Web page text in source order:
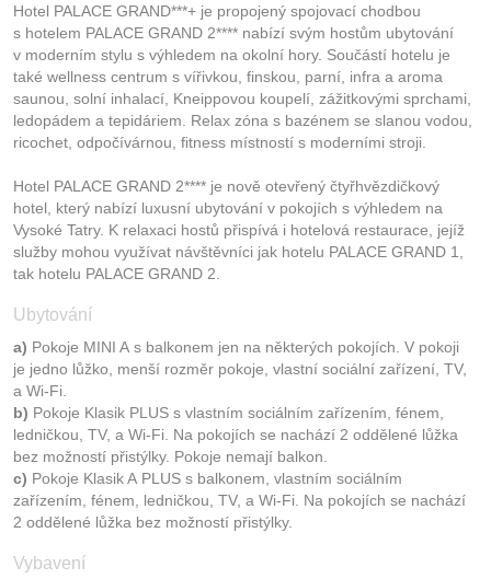
Hotel PALACE GRAND***+ je propojený spojovací chodbou
s hotelem PALACE GRAND 2**** nabízí svým hostům ubytování
v moderním stylu s výhledem na okolní hory. Součástí hotelu je
také wellness centrum s vířivkou, finskou, parní, infra a aroma
saunou, solní inhalací, Kneippovou koupelí, zážitkovými sprchami,
ledopádem a tepidáriem. Relax zóna s bazénem se slanou vodou,
ricochet, odpočívárnou, fitness místností s moderními stroji.
Hotel PALACE GRAND 2**** je nově otevřený čtyřhvězdičkový
hotel, který nabízí luxusní ubytování v pokojích s výhledem na
Vysoké Tatry. K relaxaci hostů přispívá i hotelová restaurace, jejíž
služby mohou využívat návštěvníci jak hotelu PALACE GRAND 1,
tak hotelu PALACE GRAND 2.
Ubytování
a) Pokoje MINI A s balkonem jen na některých pokojích. V pokoji
je jedno lůžko, menší rozměr pokoje, vlastní sociální zařízení, TV,
a Wi-Fi.
b) Pokoje Klasik PLUS s vlastním sociálním zařízením, fénem,
ledničkou, TV, a Wi-Fi. Na pokojích se nachází 2 oddělené lůžka
bez možností přistýlky. Pokoje nemají balkon.
c) Pokoje Klasik A PLUS s balkonem, vlastním sociálním
zařízením, fénem, ledničkou, TV, a Wi-Fi. Na pokojích se nachází
2 oddělené lůžka bez možností přistýlky.
Vybavení